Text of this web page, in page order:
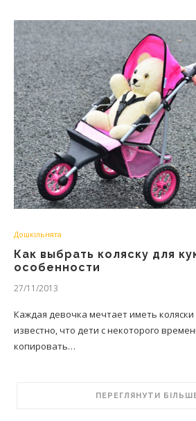
Дошкільнята
Как выбрать коляску для
особенности
27/11/2013
Каждая девочка мечтает иметь коляски
известно, что дети с некоторого
копировать…
ПЕРЕГЛЯНУТИ